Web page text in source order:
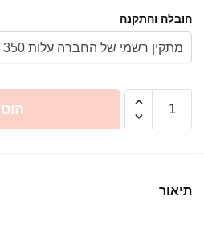
הובלה והתקנה
שחור
תיאור